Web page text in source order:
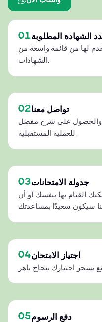
01الشهادة المطلوبة
لها من قائمة واسعة من
الشهادات.
02تواصل معنا
والحصول على شرح مفصل
للعملية المستقبلية.
03جدولة الامتحانات
القيام بها بنفسك أو أن
04اجتياز الامتحان
05دفع الرسوم